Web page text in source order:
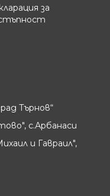
за
Търнов“
с.Арбанаси
и Гавраил",